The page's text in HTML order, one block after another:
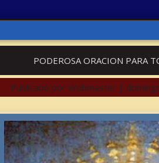
PODEROSA ORACION PARA
Publicado por Webmaster |